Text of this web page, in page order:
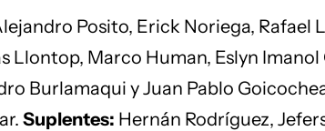
Posito, Erick Noriega, Rafael
Llontop, Marco Human, Eslyn Imanol
Burlamaqui y Juan Pablo
Suplentes: Hernán Rodríguez,